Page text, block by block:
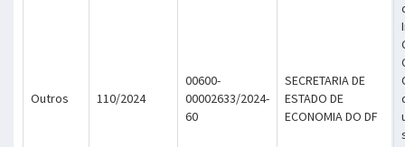
Outros 110/2024
00600-
00002633/2024-
60
SECRETARIA DE
ESTADO DE
ECONOMIA DO DF